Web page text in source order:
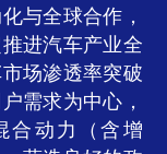
与全球合作，
进汽车产业全
场渗透率突破
需求为中心，
合动力（含增